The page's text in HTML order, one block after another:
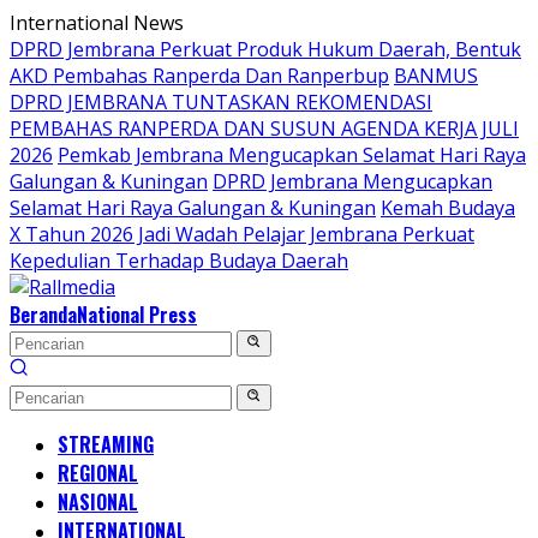
Langsung
ke
konten
International News
DPRD Jembrana Perkuat Produk Hukum Daerah, Bentuk
AKD Pembahas Ranperda Dan Ranperbup BANMUS
DPRD JEMBRANA TUNTASKAN REKOMENDASI
PEMBAHAS RANPERDA DAN SUSUN AGENDA KERJA JULI
2026 Pemkab Jembrana Mengucapkan Selamat Hari Raya
Galungan & Kuningan DPRD Jembrana Mengucapkan
Selamat Hari Raya Galungan & Kuningan Kemah Budaya
X Tahun 2026 Jadi Wadah Pelajar Jembrana Perkuat
Kepedulian Terhadap Budaya Daerah
BerandaNational Press
STREAMING
REGIONAL
NASIONAL
INTERNATIONAL